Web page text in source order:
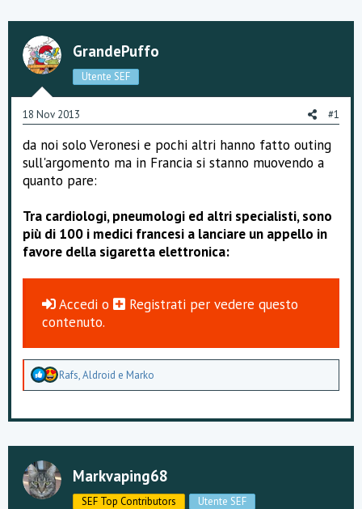
D
s
c
u
s
i
o
e
i
o
GrandePuffo
Utente SEF
18 Nov 2013 #1
da noi solo Veronesi e pochi altri hanno fatto outing
sull'argomento ma in Francia si stanno muovendo a
quanto pare:
Tra cardiologi, pneumologi ed altri specialisti, sono
più di 100 i medici francesi a lanciare un appello in
favore della sigaretta elettronica:
Accedi o Registrati per vedere questo
contenuto.
A
e
m
e
Rafs,Aldroid e Marko
Markvaping68
SEF Top Contributors Utente SEF